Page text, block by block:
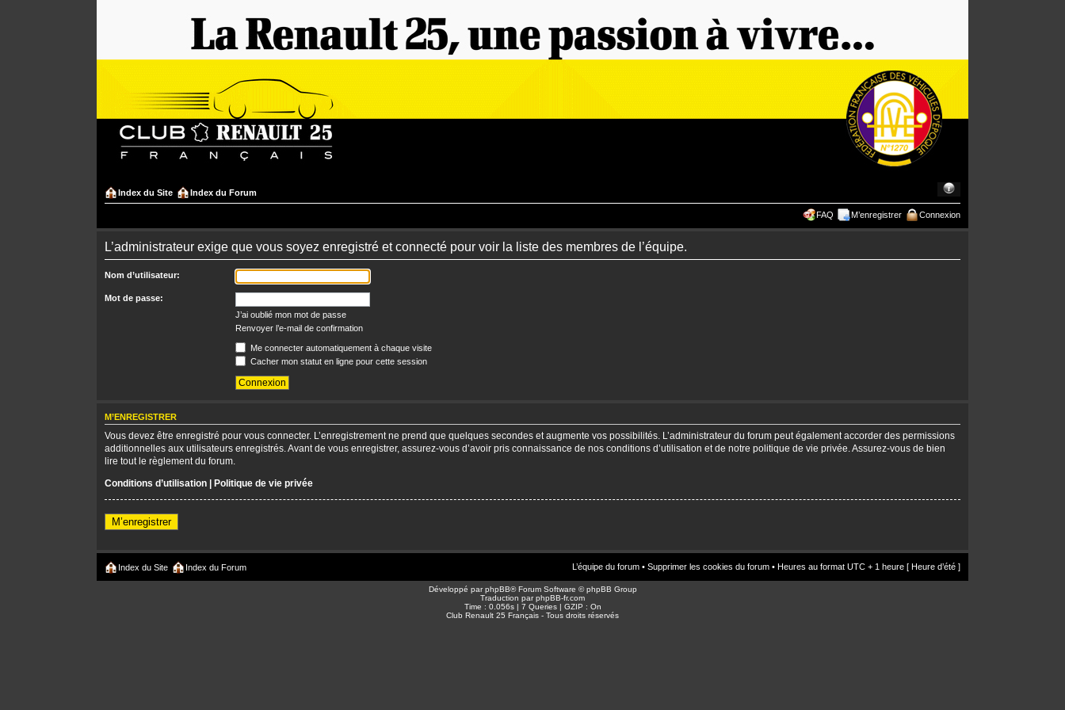
Index du Site Index du Forum
FAQ M’enregistrer Connexion
L’administrateur exige que vous soyez enregistré et connecté pour voir la liste des membres de l’équipe.
Nom d’utilisateur:
Mot de passe:
J’ai oublié mon mot de passe
Renvoyer l’e-mail de confirmation
Me connecter automatiquement à chaque visite
Cacher mon statut en ligne pour cette session
M’ENREGISTRER
Vous devez être enregistré pour vous connecter. L’enregistrement ne prend que quelques secondes et augmente vos possibilités. L’administrateur du forum peut également accorder des permissions
additionnelles aux utilisateurs enregistrés. Avant de vous enregistrer, assurez-vous d’avoir pris connaissance de nos conditions d’utilisation et de notre politique de vie privée. Assurez-vous de bien
lire tout le règlement du forum.
Conditions d’utilisation | Politique de vie privée
M’enregistrer
Index du Site Index du Forum L’équipe du forum • Supprimer les cookies du forum • Heures au format UTC + 1 heure [ Heure d’été ]
Développé parphpBB® Forum Software © phpBB Group
Traduction parphpBB-fr.com
Time : 0.056s | 7 Queries | GZIP : On
Club Renault 25 Français - Tous droits réservés